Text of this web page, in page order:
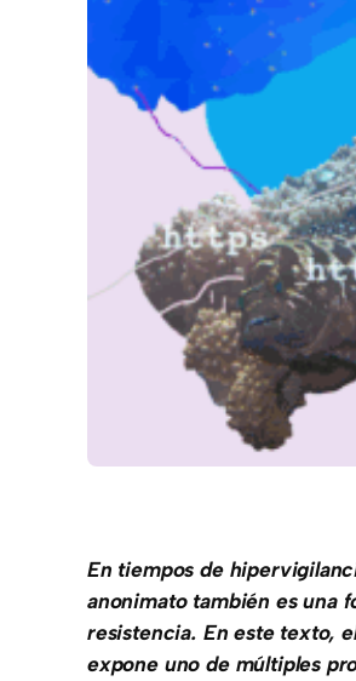
En tiempos de
anonimato también es una
resistencia. En este texto,
expone uno de múltiples